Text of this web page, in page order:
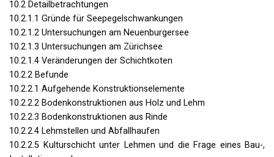
10.2 Detailbetrachtungen
10.2.1.1 Gründe für Seepegelschwankungen
10.2.1.2 Untersuchungen am Neuenburgersee
10.2.1.3 Untersuchungen am Zürichsee
10.2.1.4 Veränderungen der Schichtkoten
10.2.2 Befunde
10.2.2.1 Aufgehende Konstruktionselemente
10.2.2.2 Bodenkonstruktionen aus Holz und Lehm
10.2.2.3 Bodenkonstruktionen aus Rinde
10.2.2.4 Lehmstellen und Abfallhaufen
10.2.2.5 Kulturschicht unter Lehmen und die Frage eines Bau-,